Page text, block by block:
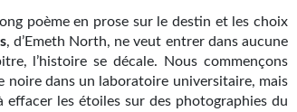
poème en prose sur le destin et les choix
, d’Emeth North, ne veut entrer dans aucune
l’histoire se décale. Nous commençons
noire dans un laboratoire universitaire, mais
effacer les étoiles sur des photographies du